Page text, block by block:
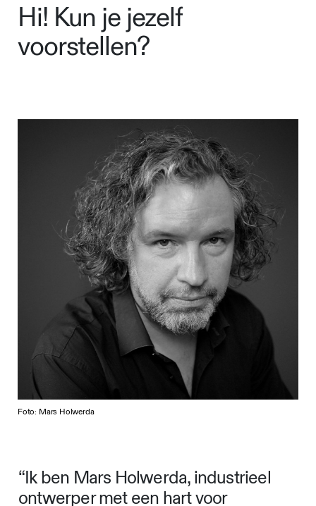
Hi! Kun je jezelf
voorstellen?
Foto: Mars Holwerda
“Ik ben Mars Holwerda, industrieel
ontwerper met een hart voor